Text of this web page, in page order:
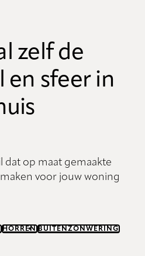
zelf de
en sfeer in
dat op maat gemaakte
voor jouw woning
HORREN BUITENZONWERING